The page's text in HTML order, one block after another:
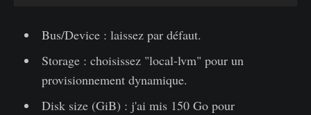
Bus/Device : laissez par défaut.
Storage : choisissez "local-lvm" pour un
provisionnement dynamique.
Disk size (GiB) : j'ai mis 150 Go pour